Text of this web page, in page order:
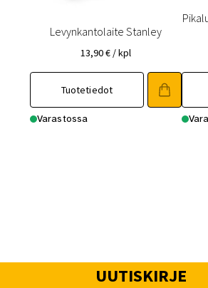
Levynkantolaite Stanley
13,90€ / kpl
Tuotetiedot
Varastossa
UUTISKIRJE